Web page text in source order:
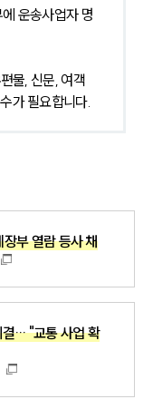
운송사업자 명
물, 신문, 여객
가 필요합니다.
부 열람 등사 채
… "교통 사업 확